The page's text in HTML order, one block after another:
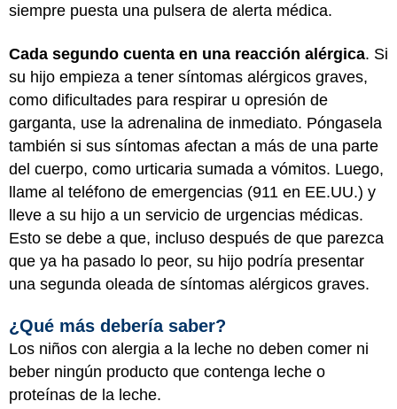
siempre puesta una pulsera de alerta médica.
Cada segundo cuenta en una reacción alérgica. Si
su hijo empieza a tener síntomas alérgicos graves,
como dificultades para respirar u opresión de
garganta, use la adrenalina de inmediato. Póngasela
también si sus síntomas afectan a más de una parte
del cuerpo, como urticaria sumada a vómitos. Luego,
llame al teléfono de emergencias (911 en EE.UU.) y
lleve a su hijo a un servicio de urgencias médicas.
Esto se debe a que, incluso después de que parezca
que ya ha pasado lo peor, su hijo podría presentar
una segunda oleada de síntomas alérgicos graves.
¿Qué más debería saber?
Los niños con alergia a la leche no deben comer ni
beber ningún producto que contenga leche o
proteínas de la leche.